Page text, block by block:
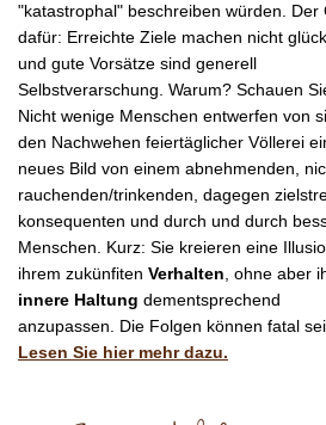
"katastrophal" beschreiben würden. Der
dafür: Erreichte Ziele machen nicht
und gute Vorsätze sind generell
Selbstverarschung. Warum? Schauen
Nicht wenige Menschen entwerfen von
den Nachwehen feiertäglicher Völlerei
neues Bild von einem abnehmenden,
rauchenden/trinkenden, dagegen
konsequenten und durch und durch
Menschen. Kurz: Sie kreieren eine
ihrem zukünfiten Verhalten , ohne aber
innere Haltung dementsprechend
anzupassen. Die Folgen können fatal
Lesen Sie hier mehr dazu.